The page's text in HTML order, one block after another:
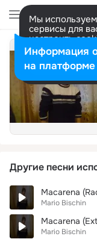
Мы
сервисы для
настроить
Разрешить
Другие песни
Macarena
Mario Bischin
Macarena
Mario Bischin
Информация
на